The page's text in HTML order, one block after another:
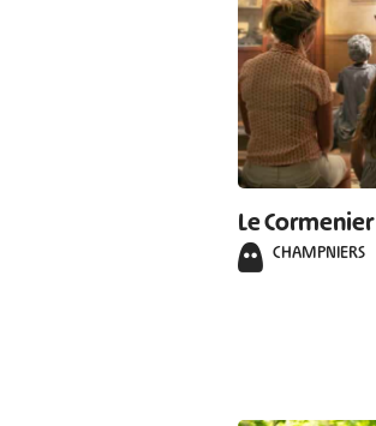
Le Cormenier
CHAMPNIERS